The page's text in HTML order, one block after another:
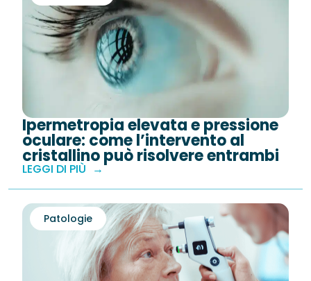
Ipermetropia elevata e pressione
oculare: come l’intervento al
cristallino può risolvere entrambi
LEGGI DI PIÙ
Patologie